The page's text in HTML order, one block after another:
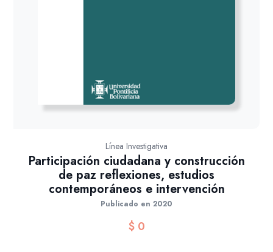
Línea Investigativa
Participación ciudadana y construcción
de paz reflexiones, estudios
contemporáneos e intervención
Publicado en 2020
$0